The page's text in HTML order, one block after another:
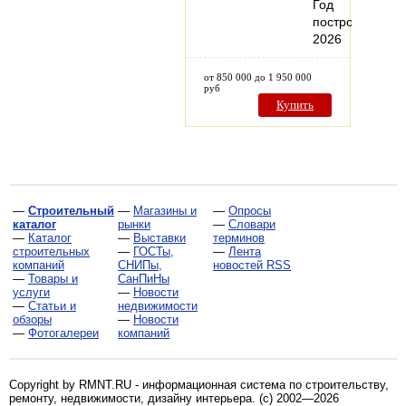
Год
постройки:
2026
от 850 000 до 1 950 000
руб
Купить
— Строительный
каталог
— Каталог
строительных
компаний
— Товары и
услуги
— Статьи и
обзоры
— Фотогалереи
— Магазины и
рынки
— Выставки
— ГОСТы,
СНИПы,
СанПиНы
— Новости
недвижимости
— Новости
компаний
— Опросы
— Словари
терминов
— Лента
новостей RSS
Copyright by RMNT.RU - информационная система по строительству,
ремонту, недвижимости, дизайну интерьера. (c) 2002—2026